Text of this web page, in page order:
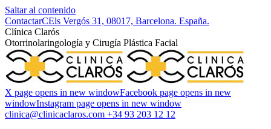
Saltar al contenido
ContactarCEls Vergós 31, 08017, Barcelona. España.
Clí­nica Clarós
Otorrinolaringología y Cirugía Plástica Facial
X page opens in new windowFacebook page opens in new
windowInstagram page opens in new window
clinica@clinicaclaros.com +34 93 203 12 12